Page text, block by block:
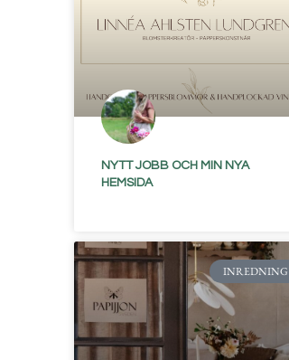
NYTT JOBB OCH MIN NYA
HEMSIDA
INREDNING